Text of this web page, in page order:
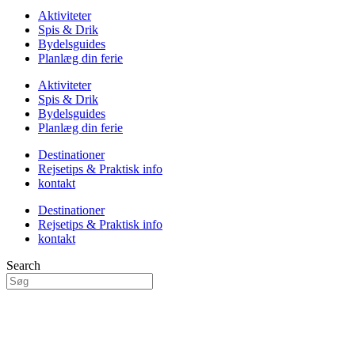
Aktiviteter
Spis & Drik
Bydelsguides
Planlæg din ferie
Aktiviteter
Spis & Drik
Bydelsguides
Planlæg din ferie
Destinationer
Rejsetips & Praktisk info
kontakt
Destinationer
Rejsetips & Praktisk info
kontakt
Search